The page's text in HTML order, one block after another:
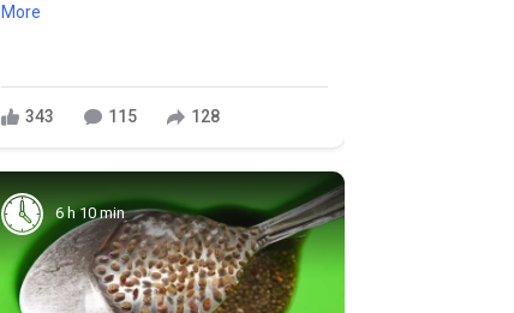
More
343 115 128
6 h 10 min